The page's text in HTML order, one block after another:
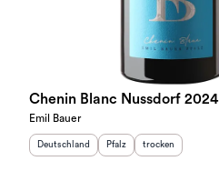
Chenin Blanc Nussdorf 2024
Emil Bauer
Herkunftsland
Deutschland Herkunftsregion
Pfalz Geschmack
trocken